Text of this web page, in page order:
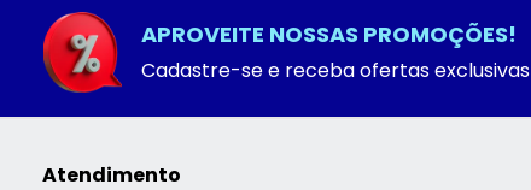
APROVEITE NOSSAS PROMOÇÕES!
Cadastre-se e receba ofertas exclusivas
Atendimento